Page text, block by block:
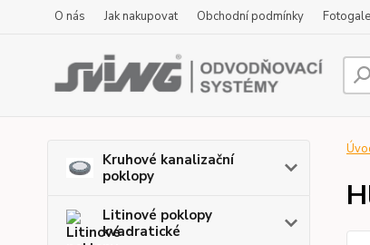
O nás Jak nakupovat Obchodní podmínky
Kruhové kanalizační
poklopy
Litinové poklopy
kvadratické